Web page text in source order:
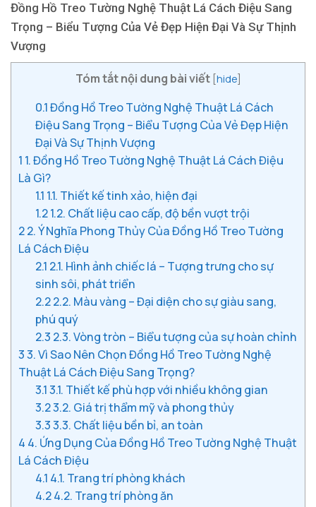
Đồng Hồ Treo Tường Nghệ Thuật Lá Cách Điệu Sang
Trọng – Biểu Tượng Của Vẻ Đẹp Hiện Đại Và Sự Thịnh
Vượng
Tóm tắt nội dung bài viết [hide]
0.1Đồng Hồ Treo Tường Nghệ Thuật Lá Cách
Điệu Sang Trọng – Biểu Tượng Của Vẻ Đẹp Hiện
Đại Và Sự Thịnh Vượng
1 1. Đồng Hồ Treo Tường Nghệ Thuật Lá Cách Điệu
Là Gì?
1.1 1.1. Thiết kế tinh xảo, hiện đại
1.21.2. Chất liệu cao cấp, độ bền vượt trội
22. Ý Nghĩa Phong Thủy Của Đồng Hồ Treo Tường
Lá Cách Điệu
2.1 2.1. Hình ảnh chiếc lá – Tượng trưng cho sự
sinh sôi, phát triển
2.22.2. Màu vàng – Đại diện cho sự giàu sang,
phú quý
2.3 2.3. Vòng tròn – Biểu tượng của sự hoàn chỉnh
33. Vì Sao Nên Chọn Đồng Hồ Treo Tường Nghệ
Thuật Lá Cách Điệu Sang Trọng?
3.13.1. Thiết kế phù hợp với nhiều không gian
3.23.2. Giá trị thẩm mỹ và phong thủy
3.33.3. Chất liệu bền bỉ, an toàn
4 4. Ứng Dụng Của Đồng Hồ Treo Tường Nghệ Thuật
Lá Cách Điệu
4.1 4.1. Trang trí phòng khách
4.24.2. Trang trí phòng ăn